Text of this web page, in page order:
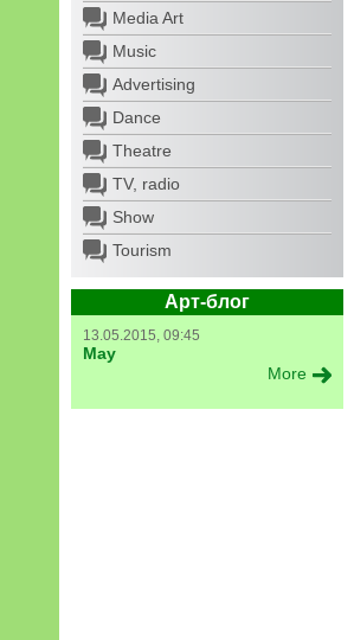
Media Art
Music
Advertising
Dance
Theatre
TV, radio
Show
Tourism
Арт-блог
13.05.2015, 09:45
May
More